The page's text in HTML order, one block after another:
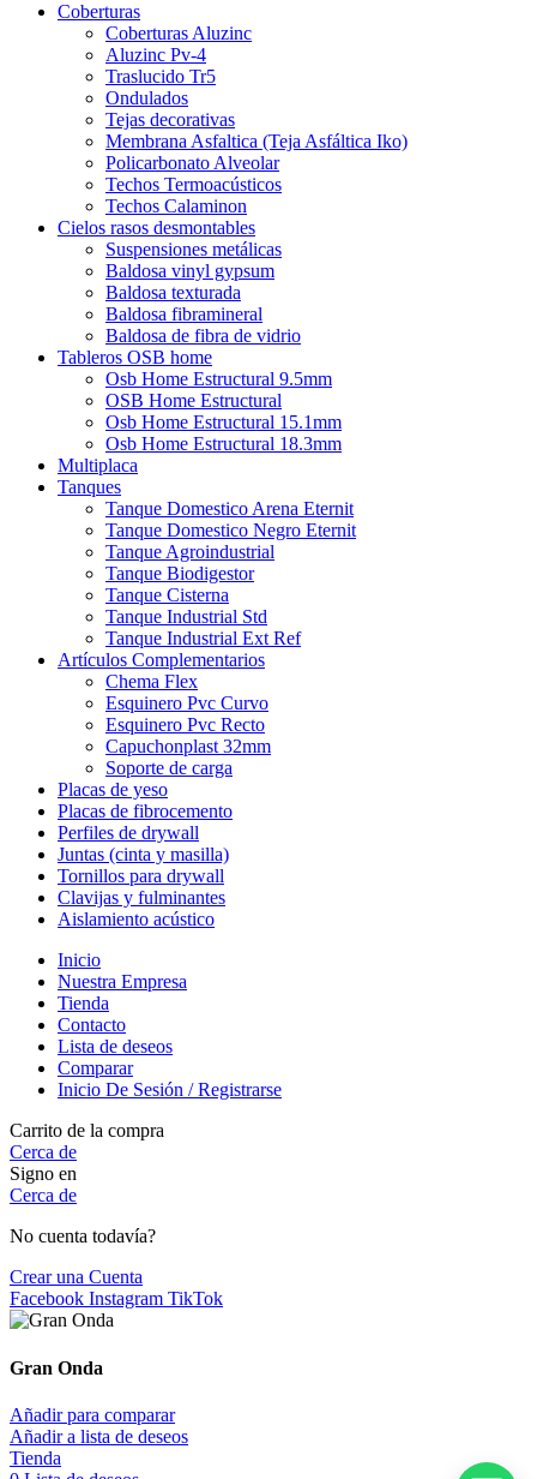
Coberturas
Coberturas Aluzinc
Aluzinc Pv-4
Traslucido Tr5
Ondulados
Tejas decorativas
Membrana Asfaltica (Teja Asfáltica Iko)
Policarbonato Alveolar
Techos Termoacústicos
Techos Calaminon
Cielos rasos desmontables
Suspensiones metálicas
Baldosa vinyl gypsum
Baldosa texturada
Baldosa fibramineral
Baldosa de fibra de vidrio
Tableros OSB home
Osb Home Estructural 9.5mm
OSB Home Estructural
Osb Home Estructural 15.1mm
Osb Home Estructural 18.3mm
Multiplaca
Tanques
Tanque Domestico Arena Eternit
Tanque Domestico Negro Eternit
Tanque Agroindustrial
Tanque Biodigestor
Tanque Cisterna
Tanque Industrial Std
Tanque Industrial Ext Ref
Artículos Complementarios
Chema Flex
Esquinero Pvc Curvo
Esquinero Pvc Recto
Capuchonplast 32mm
Soporte de carga
Placas de yeso
Placas de fibrocemento
Perfiles de drywall
Juntas (cinta y masilla)
Tornillos para drywall
Clavijas y fulminantes
Aislamiento acústico
Inicio
Nuestra Empresa
Tienda
Contacto
Lista de deseos
Comparar
Inicio De Sesión / Registrarse
Carrito de la compra
Cerca de
Signo en
Cerca de
No cuenta todavía?
Crear una Cuenta
Facebook Instagram TikTok
Gran Onda
Añadir para comparar
Añadir a lista de deseos
Tienda